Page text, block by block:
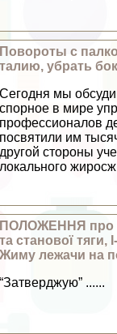
Повороты с
талию, убрать
Сегодня мы
спopное в мире
профессионалов
посвятили им
другой стороны
локального
ПОЛОЖЕННЯ про I-
та станової
Жиму лежачи на
“Затверджую” ......